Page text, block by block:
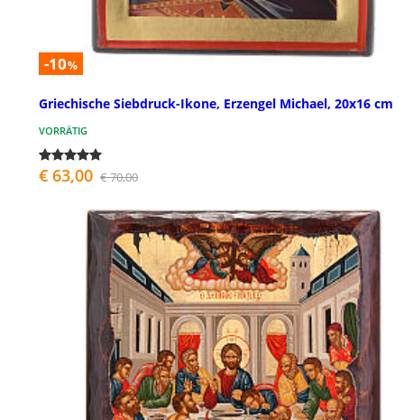
-10%
Griechische Siebdruck-Ikone, Erzengel Michael, 20x16 cm
VORRÄTIG
€ 63,00 € 70,00